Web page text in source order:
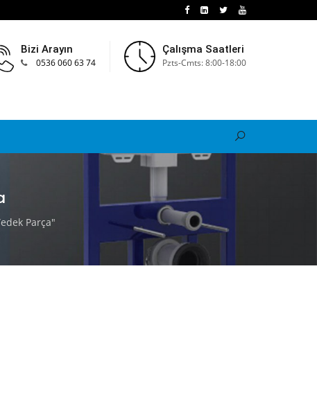
Bizi Arayın
0536 060 63 74
Çalışma Saatleri
Pzts-Cmts: 8:00-18:00
Parça"